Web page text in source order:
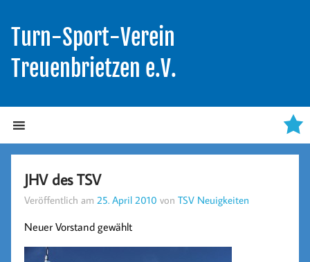
Turn-Sport-Verein
Treuenbrietzen e.V.
JHV des TSV
Veröffentlich am 25. April 2010 vonTSV Neuigkeiten
Neuer Vorstand gewählt